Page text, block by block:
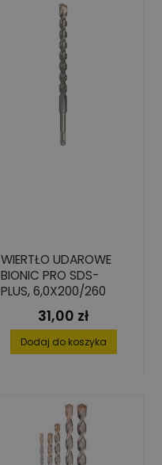
WIERTŁO UDAROWE
BIONIC PRO SDS-
PLUS, 6,0X200/260
Cena
31,00 zł
Dodaj do koszyka